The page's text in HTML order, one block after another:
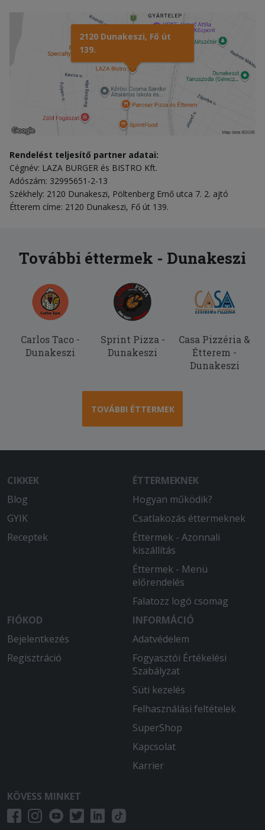
2120 Dunakeszi, Fő út
139.
Rendelést teljesítő partner adatai:
Cégnév: LAZA BURGER és BISTRO Kft.
Adószám: 32995651-2-13
Székhely: 2120 Dunakeszi, Pöltenberg Ernő utca 7. 2. ajtó
Étterem címe: 2120 Dunakeszi, Fő út 139.
További éttermek - Dunakeszi
Carlos Taco -
Dunakeszi
Sprint Pizza -
Dunakeszi
Casa Pizzéria &
Étterem -
Dunakeszi
TOVÁBBI ÉTTERMEK
CIKKEK
Blog
GYIK
Receptek
ÉTTERMEKNEK
Hogyan működik?
Csatlakozás éttermeknek
Éttermek - Azonnali
kiszállítás
Éttermek - Menü
előrendelés
Falatozz logó csomag
FIÓKOD
Bejelentkezés
Regisztráció
INFORMÁCIÓ
Adatvédelem
Fogyasztói Értékelési
Szabályzat
Süti kezelés
Felhasználási feltételek
SuperShop
Kapcsolat
Karrier
KÖVESS MINKET